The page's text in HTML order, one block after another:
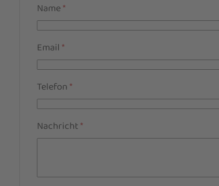
Name*
Email*
Telefon*
Nachricht*